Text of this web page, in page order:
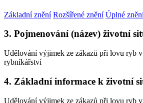
Základní znění Rozšířené znění Úplné
3. Pojmenování (název) životní
Udělování výjimek ze zákazů při lovu ryb
rybníkářství
4. Základní informace k životní
Udělování výjimek ze zákazů při lovu ryb